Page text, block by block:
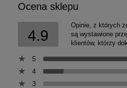
Ocena sklepu
4.9
Opinie, z których
są wystawione
klientów, którzy
5
4
3